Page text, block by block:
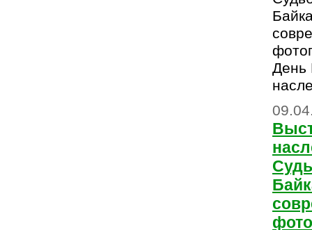
День